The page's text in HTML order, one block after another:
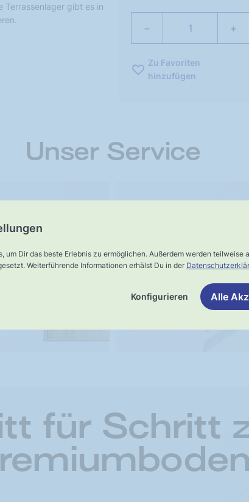
um Dir das beste Erlebnis zu ermöglichen. Außerdem werden teilweise
Weiterführende Informationen erhälst Du in der
Konfigurieren Alle
− +
Zu Favoriten
hinzufügen
Terrassenlager gibt es in
Unser Service
verlässliche
Lieferung
für Schritt